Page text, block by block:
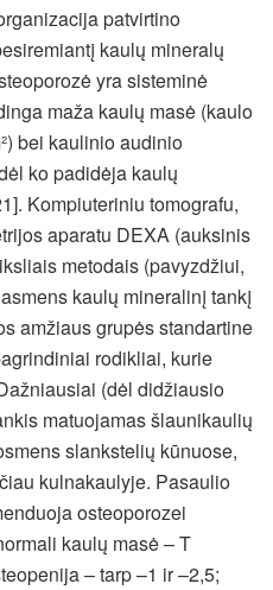
patvirtino
kaulų mineralų
yra sisteminė
maža kaulų masė (kaulo
bei kaulinio audinio
ko padidėja kaulų
Kompiuteriniu tomografu,
aparatu DEXA (auksinis
metodais (pavyzdžiui,
kaulų mineralinį tankį
amžiaus grupės standartine
rodikliai, kurie
(dėl didžiausio
matuojamas šlaunikaulių
slankstelių kūnuose,
kulnakaulyje. Pasaulio
osteoporozei
kaulų masė – T
– tarp –1 ir –2,5;